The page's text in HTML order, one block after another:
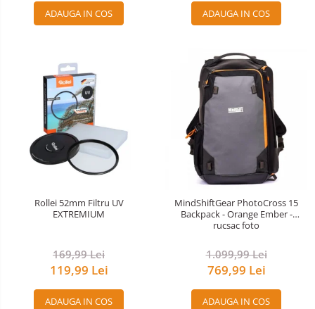
ADAUGA IN COS ADAUGA IN COS
Rollei 52mm Filtru UV
EXTREMIUM
169,99 Lei
119,99 Lei
ADAUGA IN COS
MindShiftGear PhotoCross 15
Backpack - Orange Ember -
rucsac foto
1.099,99 Lei
769,99 Lei
ADAUGA IN COS